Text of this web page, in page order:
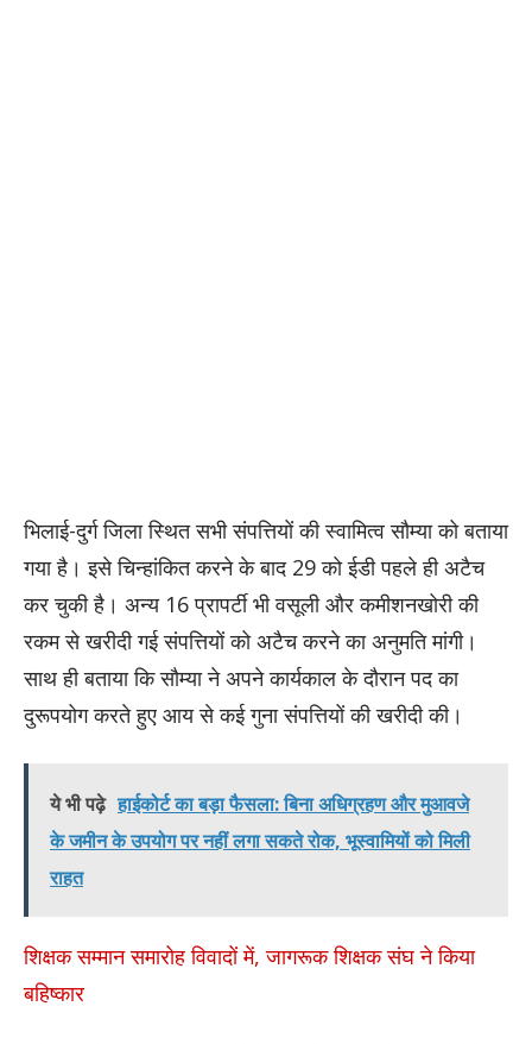
भिलाई-दुर्ग जिला स्थित सभी संपत्तियों की स्वामित्व सौम्या को बताया
गया है। इसे चिन्हांकित करने के बाद 29 को ईडी पहले ही अटैच
कर चुकी है। अन्य 16 प्रापर्टी भी वसूली और कमीशनखोरी की
रकम से खरीदी गई संपत्तियों को अटैच करने का अनुमति मांगी।
साथ ही बताया कि सौम्या ने अपने कार्यकाल के दौरान पद का
दुरूपयोग करते हुए आय से कई गुना संपत्तियों की खरीदी की।
ये भी पढ़े हाईकोर्ट का बड़ा फैसला: बिना अधिग्रहण और मुआवजे
के जमीन के उपयोग पर नहीं लगा सकते रोक, भूस्वामियों को मिली
राहत
शिक्षक सम्मान समारोह विवादों में, जागरूक शिक्षक संघ ने किया
बहिष्कार